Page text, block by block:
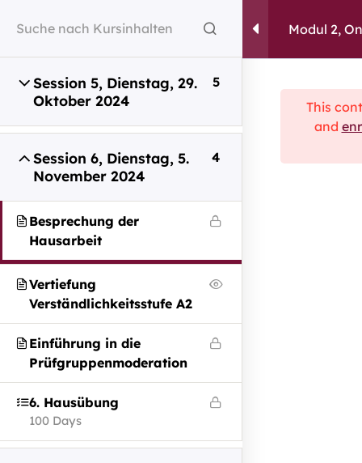
Modul 2,
Session 5, Dienstag, 29.
Oktober 2024
5
Session 6, Dienstag, 5.
November 2024
4
Besprechung der
Hausarbeit
Vertiefung
Verständlichkeitsstufe A2
Einführung in die
Prüfgruppenmoderation
6. Hausübung
100 Days
This
and
capito ist italienisch und heißt: „Ich habe
verstanden.”
Wir wollen, dass in Zukunft alle Menschen
sagen können: „Ich habe verstanden.”
Sie haben Fragen?
Wir sind gerne für Sie da.
Kontakt aufnehmen
Kontakt